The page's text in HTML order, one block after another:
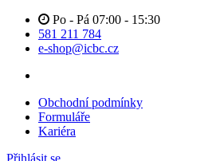
Po - Pá 07:00 - 15:30
581 211 784
e-shop@icbc.cz
Obchodní podmínky
Formuláře
Kariéra
Přihlásit se